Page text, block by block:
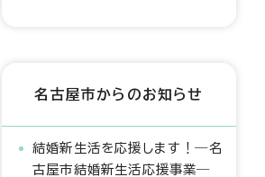
名古屋市からのお知らせ
結婚新生活を応援します！―名
古屋市結婚新生活応援事業―